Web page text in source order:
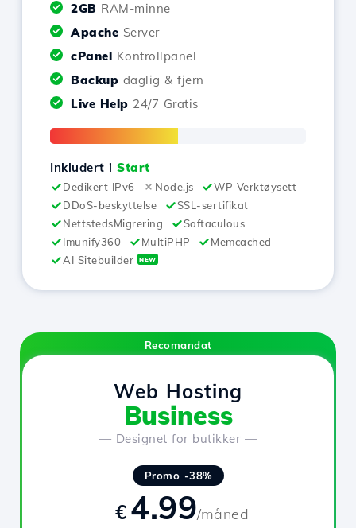
2GB RAM-minne
Apache Server
cPanel Kontrollpanel
Backup daglig & fjern
Live Help 24/7 Gratis
Inkludert i Start
Dedikert IPv6 Node.js
WP Verktøysett
DDoS-beskyttelse
SSL-sertifikat
NettstedsMigrering
Softaculous
Imunify360
MultiPHP
Memcached
AI Sitebuilder
NEW
Recomandat
Web Hosting
Business
— Designet for butikker —
Promo -38%
€ 4.99/måned